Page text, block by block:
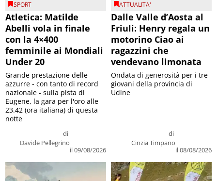
SPORT
Atletica: Matilde
Abelli vola in finale
con la 4×400
femminile ai Mondiali
Under 20
di
Davide Pellegrino
il 09/08/2026
Grande prestazione delle
azzurre - con tanto di record
nazionale - sulla pista di
Eugene, la gara per l'oro alle
23.42 (ora italiana) di questa
notte
ATTUALITA'
Dalle Valle d’Aosta al
Friuli: Henry regala un
motorino Ciao ai
ragazzini che
vendevano limonata
di
Cinzia Timpano
il 08/08/2026
Ondata di generosità per i tre
giovani della provincia di
Udine